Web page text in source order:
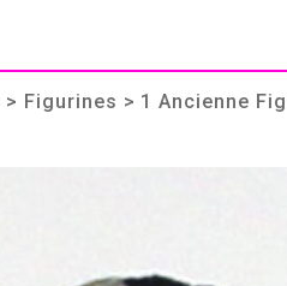
> Figurines > 1 Ancienne